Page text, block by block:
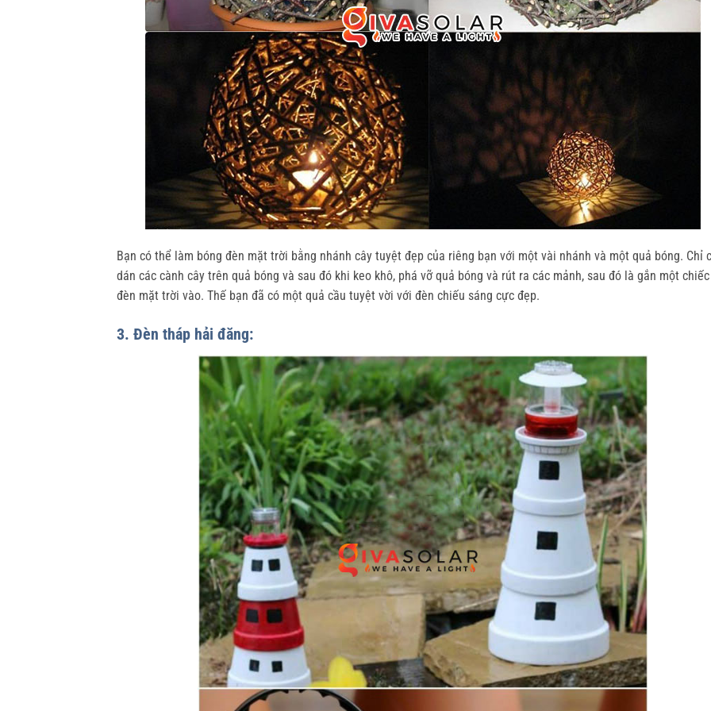
Bạn có thể làm bóng đèn mặt trời bằng nhánh cây tuyệt đẹp của riêng bạn với một vài nhánh và một quả bóng. Chỉ
dán các cành cây trên quả bóng và sau đó khi keo khô, phá vỡ quả bóng và rút ra các mảnh, sau đó là gắn một chiếc
đèn mặt trời vào. Thế bạn đã có một quả cầu tuyệt vời với đèn chiếu sáng cực đẹp.
3. Đèn tháp hải đăng: